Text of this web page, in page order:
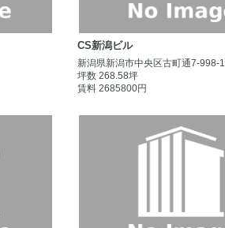
CS新潟ビル
新潟県新潟市中央区古町通7-998-1
坪数 268.58坪
賃料 2685800円